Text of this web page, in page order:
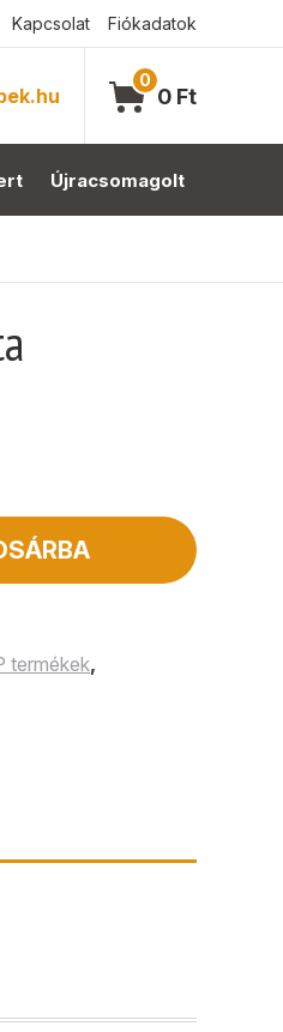
Kapcsolat Fiókadatok
0
0 Ft
Újracsomagolt
termékek,